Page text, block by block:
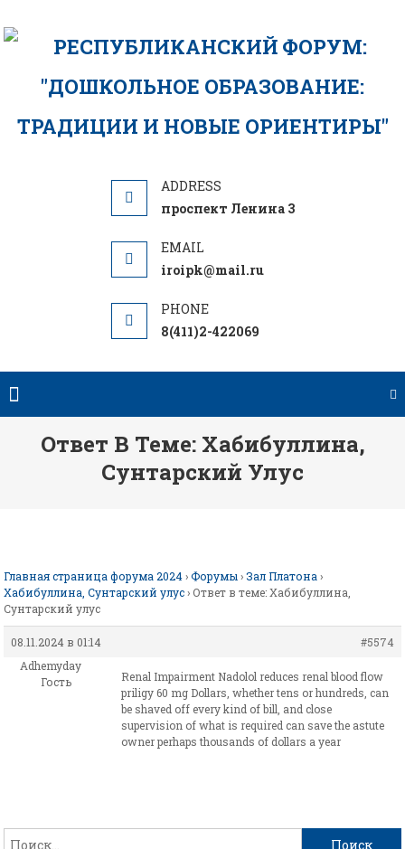
to
проспект Ленина 3
iroipk@mail.ru
8(411)2-422069
Ответ В Теме: Хабибуллина,
Сунтарский Улус
Главная страница форума 2024 › Форумы › Зал Платона ›
Хабибуллина, Сунтарский улус › Ответ в теме: Хабибуллина,
Сунтарский улус
08.11.2024 в 01:14
#5574
Adhemyday
Гость
Renal Impairment Nadolol reduces renal blood flow
priligy 60 mg Dollars, whether tens or hundreds, can
be shaved off every kind of bill, and close
supervision of what is required can save the astute
owner perhaps thousands of dollars a year
Найти: